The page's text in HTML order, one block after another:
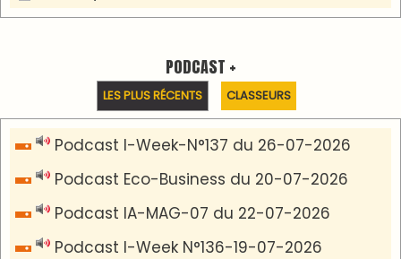
PODCAST +
LES PLUS RÉCENTS CLASSEURS
Podcast I-Week-N°137 du 26-07-2026
Podcast Eco-Business du 20-07-2026
Podcast IA-MAG-07 du 22-07-2026
Podcast I-Week N°136-19-07-2026